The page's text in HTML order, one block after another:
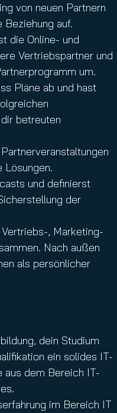
von neuen Partnern
auf.
die Online- und
Vertriebspartner und
um.
Pläne ab und hast
betreuten
Lösungen.
und definierst
der
, Marketing-
Nach außen
als persönlicher
dein Studium
ein solides IT-
aus dem Bereich IT-
im Bereich IT